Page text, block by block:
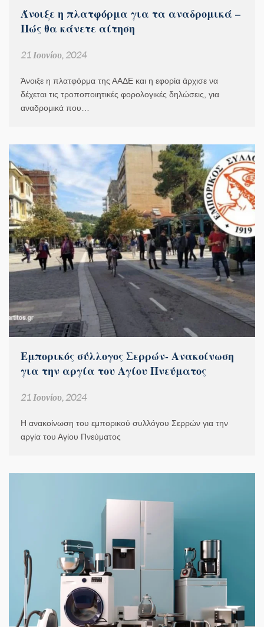
Άνοιξε η πλατφόρμα για τα αναδρομικά –
Πώς θα κάνετε αίτηση
21 Ιουνίου, 2024
Άνοιξε η πλατφόρμα της ΑΑΔΕ και η εφορία άρχισε να
δέχεται τις τροποποιητικές φορολογικές δηλώσεις, για
αναδρομικά που…
Εμπορικός σύλλογος Σερρών- Ανακοίνωση
για την αργία του Αγίου Πνεύματος
21 Ιουνίου, 2024
Η ανακοίνωση του εμπορικού συλλόγου Σερρών για την
αργία του Αγίου Πνεύματος